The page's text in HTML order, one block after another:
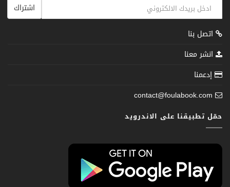
اشتراك
اتصل بنا
انشر معنا
إدعمنا
contact@foulabook.com
حمّل تطبيقنا على الاندرويد